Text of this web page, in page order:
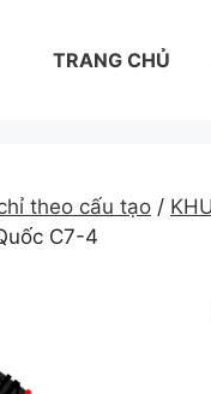
TRANG CHỦ
theo cấu tạo /
C7-4